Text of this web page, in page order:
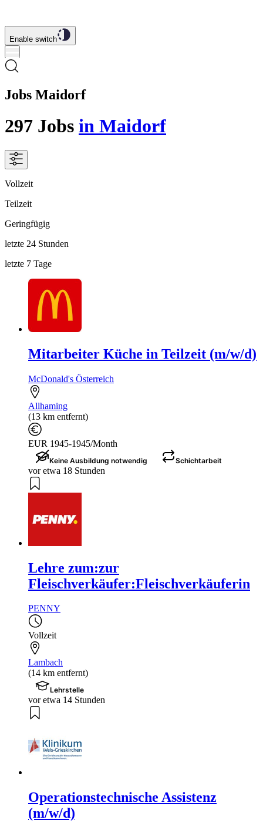
Enable switch
Jobs Maidorf
297 Jobs in Maidorf
Vollzeit
Teilzeit
Geringfügig
letzte 24 Stunden
letzte 7 Tage
Mitarbeiter Küche in Teilzeit (m/w/d)
McDonald's Österreich
Allhaming
(13 km entfernt)
EUR 1945-1945/Month
Keine Ausbildung notwendig Schichtarbeit
vor etwa 18 Stunden
Lehre zum:zur
Fleischverkäufer:Fleischverkäuferin
PENNY
Vollzeit
Lambach
(14 km entfernt)
Lehrstelle
vor etwa 14 Stunden
Operationstechnische Assistenz
(m/w/d)